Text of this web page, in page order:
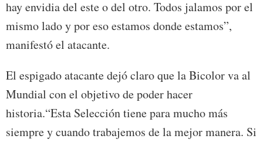
hay envidia del este o del otro. Todos jalamos por el
mismo lado y por eso estamos donde estamos”,
manifestó el atacante.
El espigado atacante dejó claro que la Bicolor va al
Mundial con el objetivo de poder hacer
historia.“Esta Selección tiene para mucho más
siempre y cuando trabajemos de la mejor manera. Si